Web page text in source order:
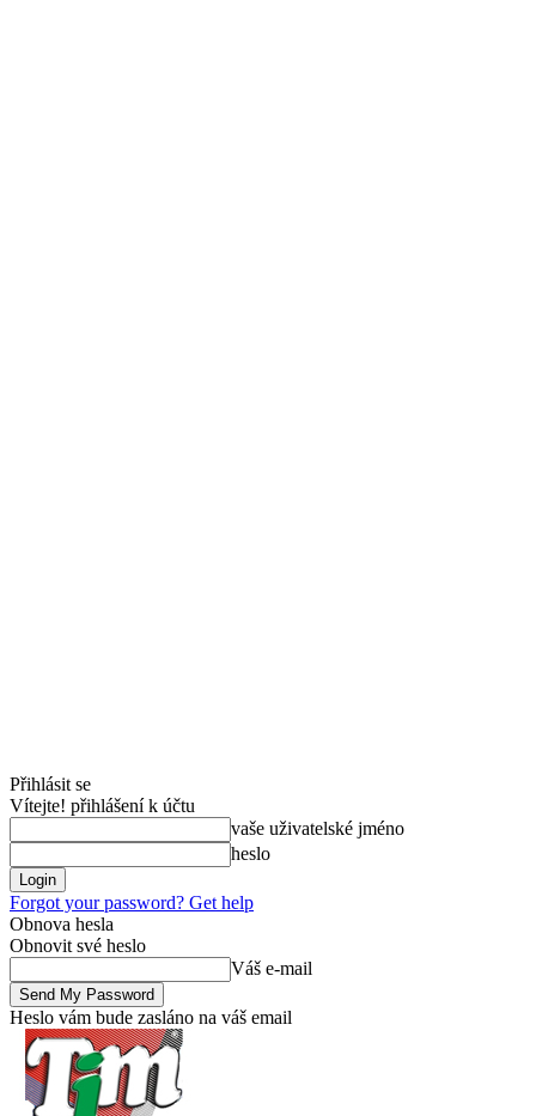
Přihlásit se
Vítejte! přihlášení k účtu
vaše uživatelské jméno
heslo
Forgot your password? Get help
Obnova hesla
Obnovit své heslo
Váš e-mail
Heslo vám bude zasláno na váš email